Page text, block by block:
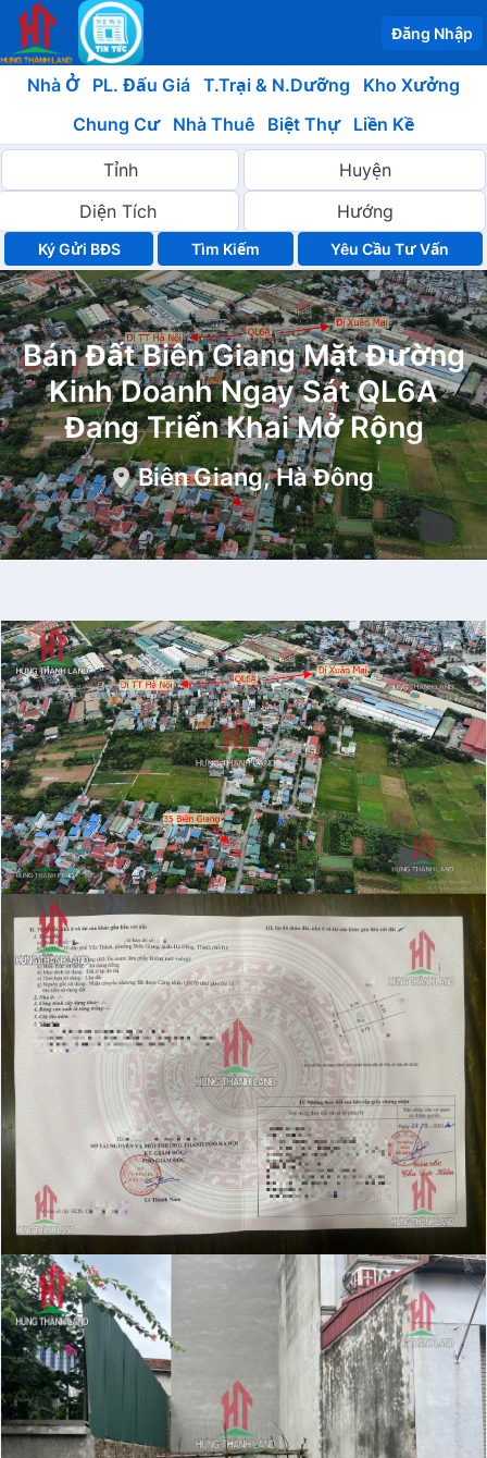
Đăng Nhập
Nhà Ở PL. Đấu Giá T.Trại & N.Dưỡng
Kho Xưởng
Chung Cư
Nhà Thuê Biệt Thự Liền Kề
Ký Gửi BĐS Yêu Cầu Tư Vấn
Bán Đất Biên Giang Mặt Đường
Kinh Doanh Ngay Sát QL6A
Đang Triển Khai Mở Rộng
Biên Giang, Hà Đông